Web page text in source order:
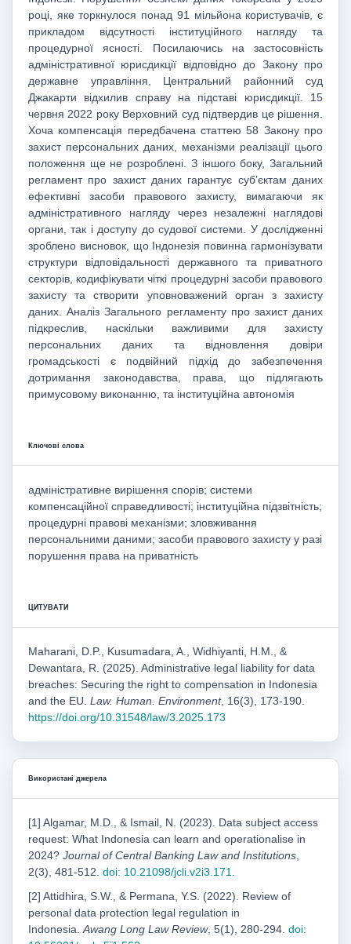
році, яке торкнулося понад 91 мільйона користувачів, є
прикладом відсутності інституційного нагляду та
процедурної ясності. Посилаючись на застосовність
адміністративної юрисдикції відповідно до Закону про
державне управління, Центральний районний суд
Джакарти відхилив справу на підставі юрисдикції. 15
червня 2022 року Верховний суд підтвердив це рішення.
Хоча компенсація передбачена статтею 58 Закону про
захист персональних даних, механізми реалізації цього
положення ще не розроблені. З іншого боку, Загальний
регламент про захист даних гарантує субʼєктам даних
ефективні засоби правового захисту, вимагаючи як
адміністративного нагляду через незалежні наглядові
органи, так і доступу до судової системи. У дослідженні
зроблено висновок, що Індонезія повинна гармонізувати
структури відповідальності державного та приватного
секторів, кодифікувати чіткі процедурні засоби правового
захисту та створити уповноважений орган з захисту
даних. Аналіз Загального регламенту про захист даних
підкреслив, наскільки важливими для захисту
персональних даних та відновлення довіри
громадськості є подвійний підхід до забезпечення
дотримання законодавства, права, що підлягають
примусовому виконанню, та інституційна автономія
Ключові слова
адміністративне вирішення спорів; системи
компенсаційної справедливості; інституційна підзвітність;
процедурні правові механізми; зловживання
персональними даними; засоби правового захисту у разі
порушення права на приватність
ЦИТУВАТИ
Maharani, D.P., Kusumadara, A., Widhiyanti, H.M., &
Dewantara, R. (2025). Administrative legal liability for data
breaches: Securing the right to compensation in Indonesia
and the EU. Law. Human. Environment, 16(3), 173-190.
https://doi.org/10.31548/law/3.2025.173
Використані джерела
[1] Algamar, M.D., & Ismail, N. (2023). Data subject access
request: What Indonesia can learn and operationalise in
2024? Journal of Central Banking Law and Institutions,
2(3), 481-512. doi: 10.21098/jcli.v2i3.171.
[2] Attidhira, S.W., & Permana, Y.S. (2022). Review of
personal data protection legal regulation in
Indonesia.Awang Long Law Review, 5(1), 280-294. doi: